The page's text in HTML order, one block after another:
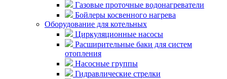
Газовые проточные водонагреватели
Бойлеры косвенного нагрева
Оборудование для котельных
Циркуляционные насосы
Расширительные баки для систем
отопления
Насосные группы
Гидравлические стрелки